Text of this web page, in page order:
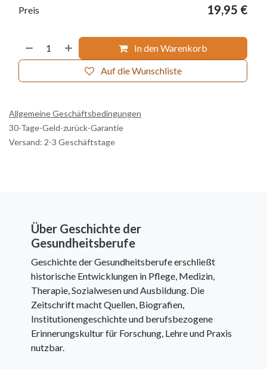
In den Warenkorb
Auf die Wunschliste
Preis 19,95 €
Allgemeine Geschäftsbedingungen
30-Tage-Geld-zurück-Garantie
Versand: 2-3 Geschäftstage
Über Geschichte der
Gesundheitsberufe
Geschichte der Gesundheitsberufe erschließt
historische Entwicklungen in Pflege, Medizin,
Therapie, Sozialwesen und Ausbildung. Die
Zeitschrift macht Quellen, Biografien,
Institutionengeschichte und berufsbezogene
Erinnerungskultur für Forschung, Lehre und Praxis
nutzbar.